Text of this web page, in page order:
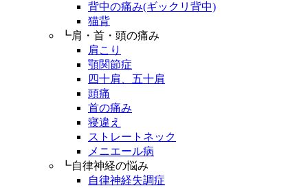
背中の痛み(ギックリ背中)
猫背
┗肩・首・頭の痛み
肩こり
顎関節症
四十肩、五十肩
頭痛
首の痛み
寝違え
ストレートネック
メニエール病
┗自律神経の悩み
自律神経失調症